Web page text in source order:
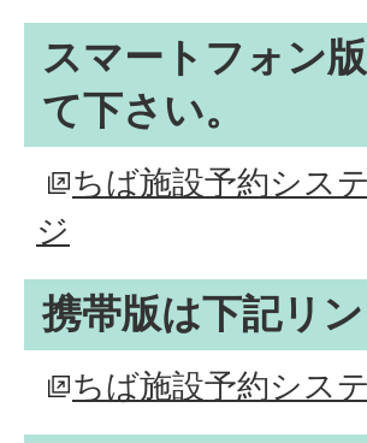
スマートフォン
て下さい。
ちば施設予約シス
ジ
携帯版は下記リ
ちば施設予約シス